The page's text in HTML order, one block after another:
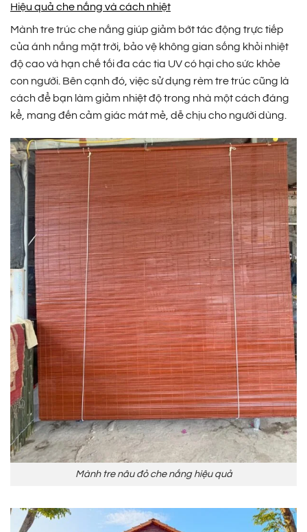
Hiệu quả che nắng và cách nhiệt
Mành tre trúc che nắng giúp giảm bớt tác động trực tiếp
của ánh nắng mặt trời, bảo vệ không gian sống khỏi nhiệt
độ cao và hạn chế tối đa các tia UV có hại cho sức khỏe
con người. Bên cạnh đó, việc sử dụng rèm tre trúc cũng là
cách để bạn làm giảm nhiệt độ trong nhà một cách đáng
kể, mang đến cảm giác mát mẻ, dễ chịu cho người dùng.
Mành tre nâu đỏ che nắng hiệu quả